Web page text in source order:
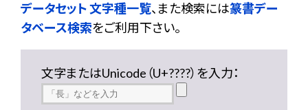
データセット 文字種一覧、また検索には篆書デー
タベース検索をご利用下さい。
文字またはUnicode（U+????）を入力：